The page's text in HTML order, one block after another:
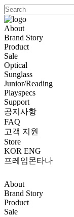
About
Brand Story
Product
Sale
Optical
Sunglass
Junior/Reading
Playspecs
Support
공지사항
FAQ
고객 지원
Store
KOR ENG
프레임몬타나
About
Brand Story
Product
Sale